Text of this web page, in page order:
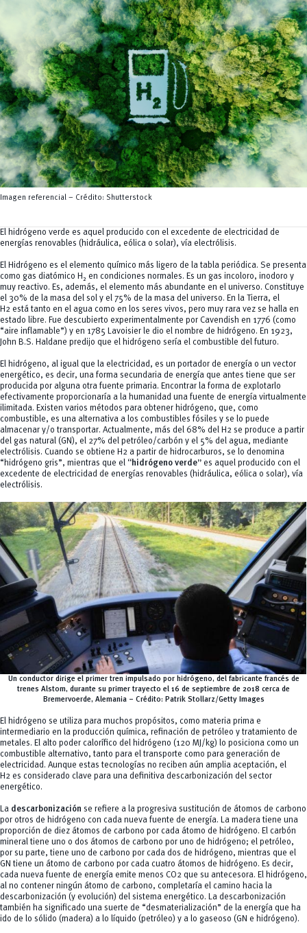
CEISH
Propiedad intelectual
Imagen referencial – Crédito: Shutterstock
El hidrógeno verde es aquel producido con el excedente de electricidad de
energías renovables (hidráulica, eólica o solar), vía electrólisis.
El Hidrógeno es el elemento químico más ligero de la tabla periódica. Se presenta
como gas diatómico H₂ en condiciones normales. Es un gas incoloro, inodoro y
muy reactivo. Es, además, el elemento más abundante en el universo. Constituye
el 30% de la masa del sol y el 75% de la masa del universo. En la Tierra, el
H2 está tanto en el agua como en los seres vivos, pero muy rara vez se halla en
estado libre. Fue descubierto experimentalmente por Cavendish en 1776 (como
“aire inflamable”) y en 1785 Lavoisier le dio el nombre de hidrógeno. En 1923,
John B.S. Haldane predijo que el hidrógeno sería el combustible del futuro.
El hidrógeno, al igual que la electricidad, es un portador de energía o un vector
energético, es decir, una forma secundaria de energía que antes tiene que ser
producida por alguna otra fuente primaria. Encontrar la forma de explotarlo
efectivamente proporcionaría a la humanidad una fuente de energía virtualmente
ilimitada. Existen varios métodos para obtener hidrógeno, que, como
combustible, es una alternativa a los combustibles fósiles y se lo puede
almacenar y/o transportar. Actualmente, más del 68% del H2 se produce a partir
del gas natural (GN), el 27% del petróleo/carbón y el 5% del agua, mediante
electrólisis. Cuando se obtiene H2 a partir de hidrocarburos, se lo denomina
“hidrógeno gris”, mientras que el “hidrógeno verde” es aquel producido con el
excedente de electricidad de energías renovables (hidráulica, eólica o solar), vía
electrólisis.
Un conductor dirige el primer tren impulsado por hidrógeno, del fabricante francés de
trenes Alstom, durante su primer trayecto el 16 de septiembre de 2018 cerca de
Bremervoerde, Alemania – Crédito: Patrik Stollarz/Getty Images
El hidrógeno se utiliza para muchos propósitos, como materia prima e
intermediario en la producción química, refinación de petróleo y tratamiento de
metales. El alto poder calorífico del hidrógeno (120 MJ/kg) lo posiciona como un
combustible alternativo, tanto para el transporte como para generación de
electricidad. Aunque estas tecnologías no reciben aún amplia aceptación, el
H2 es considerado clave para una definitiva descarbonización del sector
energético.
La descarbonización se refiere a la progresiva sustitución de átomos de carbono
por otros de hidrógeno con cada nueva fuente de energía. La madera tiene una
proporción de diez átomos de carbono por cada átomo de hidrógeno. El carbón
mineral tiene uno o dos átomos de carbono por uno de hidrógeno; el petróleo,
por su parte, tiene uno de carbono por cada dos de hidrógeno, mientras que el
GN tiene un átomo de carbono por cada cuatro átomos de hidrógeno. Es decir,
cada nueva fuente de energía emite menos CO2 que su antecesora. El hidrógeno,
al no contener ningún átomo de carbono, completaría el camino hacia la
descarbonización (y evolución) del sistema energético. La descarbonización
también ha significado una suerte de “desmaterialización” de la energía que ha
ido de lo sólido (madera) a lo líquido (petróleo) y a lo gaseoso (GN e hidrógeno).